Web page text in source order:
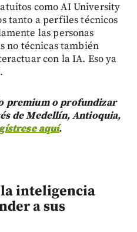
como AI University
tanto a perfiles técnicos
las personas
no técnicas también
con la IA. Eso ya
premium o profundizar
de Medellín, Antioquia,
aquí.
la inteligencia
a sus